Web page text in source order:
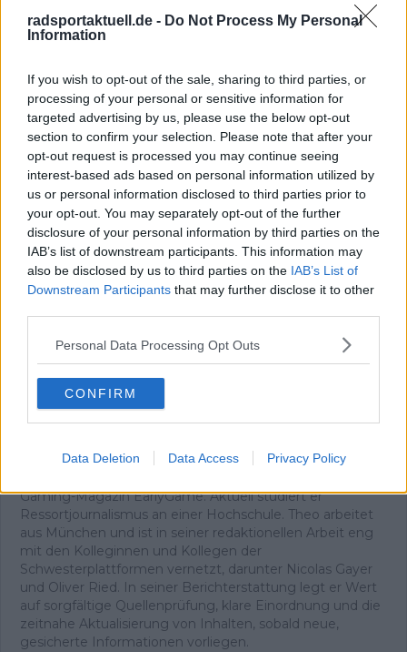
radsportaktuell.de - Do Not Process My Personal
Information
If you wish to opt-out of the sale, sharing to third parties, or
processing of your personal or sensitive information for
targeted advertising by us, please use the below opt-out
section to confirm your selection. Please note that after your
opt-out request is processed you may continue seeing
interest-based ads based on personal information utilized by
us or personal information disclosed to third parties prior to
your opt-out. You may separately opt-out of the further
disclosure of your personal information by third parties on the
IAB’s list of downstream participants. This information may
also be disclosed by us to third parties on the IAB’s List of
Downstream Participants that may further disclose it to other
Personal Data Processing Opt Outs
CONFIRM
Data Deletion Data Access Privacy Policy
Nachdem du auf „Abonnieren“ geklickt hast,
erhältst du sofort eine E-Mail von uns. Bei
einigen Lesern landet diese im Spam-
Alle wichtigen News, Ergebnisse und
Rennvorschauen – täglich kompakt per E-
Mail.
Abonnieren
Theo Stodiek
Redakteur
Theo ist seit 2025 Teil der Redaktion von
Radsportaktuell.de und berichtet über den
liegt auf Liveblogs zu wichtigen Renntagen und Etappen,
bei denen er das Geschehen in Echtzeit begleitet und
Ergebnisse sowie taktische Entwicklungen fortlaufend
einordnet. Darüber hinaus schreibt er aktuelle Berichte
und Hintergrundtexte rund um Teams, Fahrer und den
Seine journalistische Laufbahn begann Theo als
Gaming-Magazin EarlyGame. Aktuell studiert er
Ressortjournalismus an einer Hochschule. Theo arbeitet
aus München und ist in seiner redaktionellen Arbeit eng
mit den Kolleginnen und Kollegen der
Schwesterplattformen vernetzt, darunter Nicolas Gayer
und Oliver Ried. In seiner Berichterstattung legt er Wert
auf sorgfältige Quellenprüfung, klare Einordnung und die
zeitnahe Aktualisierung von Inhalten, sobald neue,
gesicherte Informationen vorliegen.